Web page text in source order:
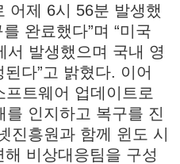
어제 6시 56분 발생했
완료했다”며 “미국
서 발생했으며 국내 영
다”고 밝혔다. 이어
프트웨어 업데이트로
를 인지하고 복구를 진
진흥원과 함께 윈도 시
비상대응팀을 구성